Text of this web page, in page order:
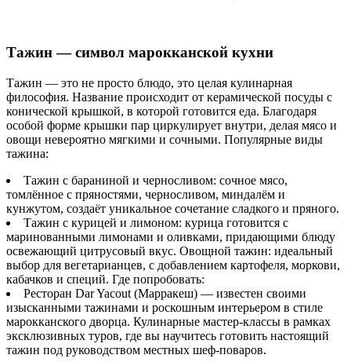
Тажин — символ марокканской кухни
Тажин — это не просто блюдо, это целая кулинарная
философия. Название происходит от керамической посуды с
конической крышкой, в которой готовится еда. Благодаря
особой форме крышки пар циркулирует внутри, делая мясо и
овощи невероятно мягкими и сочными. Популярные виды
тажина:
Тажин с бараниной и черносливом: сочное мясо,
томлённое с пряностями, черносливом, миндалём и
кунжутом, создаёт уникальное сочетание сладкого и пряного.
Тажин с курицей и лимоном: курица готовится с
маринованными лимонами и оливками, придающими блюду
освежающий цитрусовый вкус. Овощной тажин: идеальный
выбор для вегетарианцев, с добавлением картофеля, моркови,
кабачков и специй. Где попробовать:
Ресторан Dar Yacout (Марракеш) — известен своими
изысканными тажинами и роскошным интерьером в стиле
марокканского дворца. Кулинарные мастер-классы в рамках
эксклюзивных туров, где вы научитесь готовить настоящий
тажин под руководством местных шеф-поваров.